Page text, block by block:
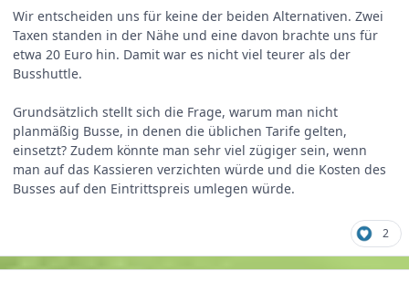
Wir entscheiden uns für keine der beiden Alternativen. Zwei
Taxen standen in der Nähe und eine davon brachte uns für
etwa 20 Euro hin. Damit war es nicht viel teurer als der
Busshuttle.
Grundsätzlich stellt sich die Frage, warum man nicht
planmäßig Busse, in denen die üblichen Tarife gelten,
einsetzt? Zudem könnte man sehr viel zügiger sein, wenn
man auf das Kassieren verzichten würde und die Kosten des
Busses auf den Eintrittspreis umlegen würde.
2